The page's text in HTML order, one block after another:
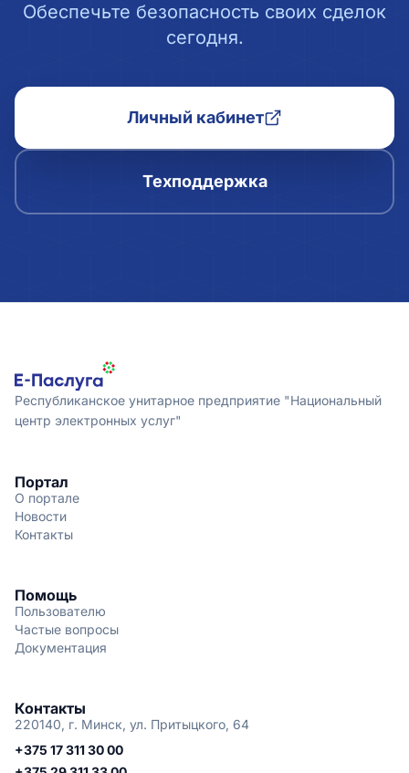
Обеспечьте безопасность своих сделок
сегодня.
Личный кабинет
Техподдержка
Республиканское унитарное предприятие "Национальный
центр электронных услуг"
Портал
О портале
Новости
Контакты
Помощь
Пользователю
Частые вопросы
Документация
Контакты
220140, г. Минск, ул. Притыцкого, 64
+375 17 311 30 00